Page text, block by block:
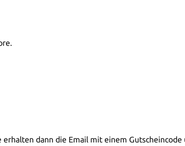
dann die Email mit einem Gutscheincode